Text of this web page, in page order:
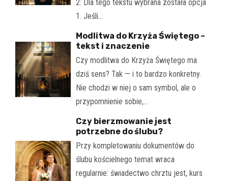
2: Dla tego tekstu wybrana została opcja
1. Jeśli…
Modlitwa do Krzyża Świętego –
tekst i znaczenie
Czy modlitwa do Krzyża Świętego ma
dziś sens? Tak — i to bardzo konkretny.
Nie chodzi w niej o sam symbol, ale o
przypomnienie sobie,…
Czy bierzmowanie jest
potrzebne do ślubu?
Przy kompletowaniu dokumentów do
ślubu kościelnego temat wraca
regularnie: świadectwo chrztu jest, kurs